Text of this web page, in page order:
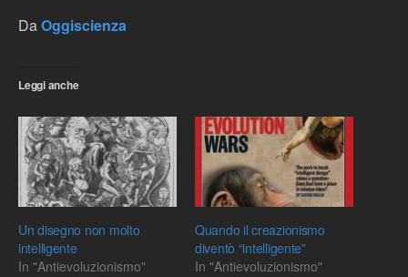
DaOggiscienza
Leggi anche
Un disegno non molto
intelligente
In "Antievoluzionismo"
Quando il creazionismo
diventò “intelligente”
In "Antievoluzionismo"